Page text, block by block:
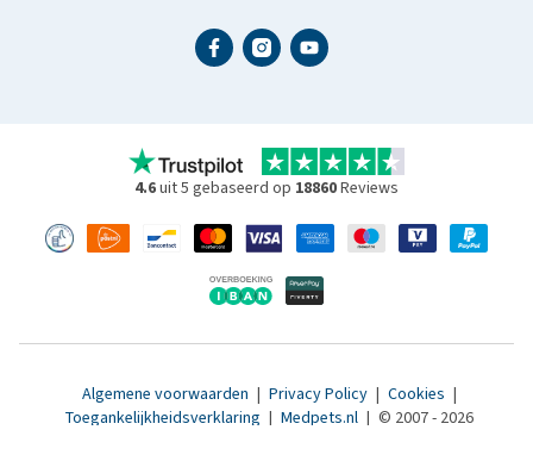
4.6uit 5 gebaseerd op 18860Reviews
Algemene voorwaarden | Privacy Policy | Cookies |
Toegankelijkheidsverklaring | Medpets.nl | © 2007 - 2026